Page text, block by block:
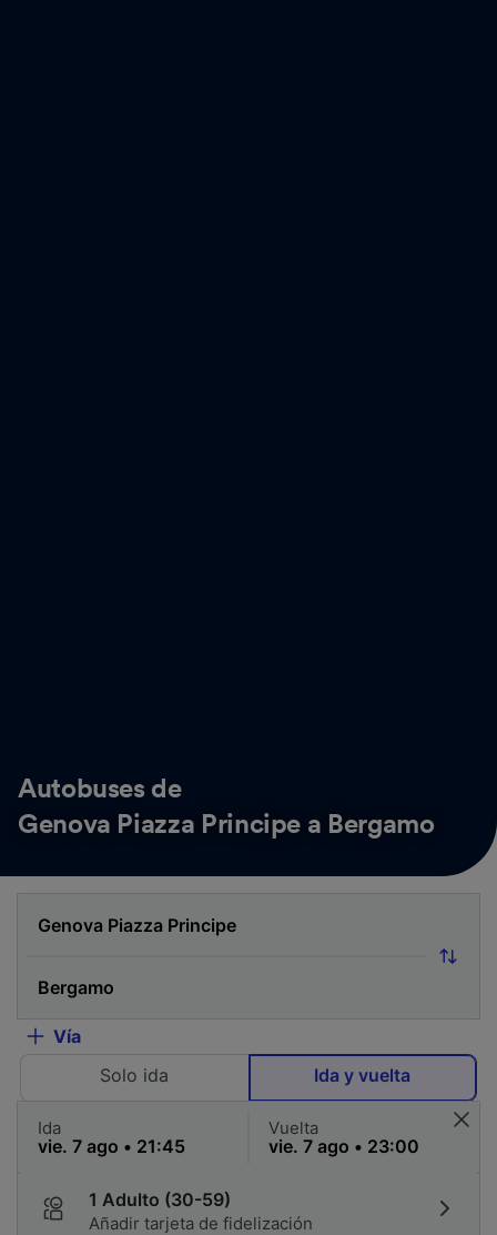
Autobuses de
Genova Piazza Principe a Bergamo
Vía
Solo ida
Ida y vuelta
Ida Vuelta
1 Adulto (30-59)
Añadir tarjeta de fidelización